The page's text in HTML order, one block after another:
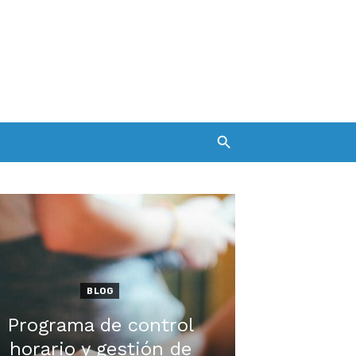
BLOG
Programa de control
horario y gestión de